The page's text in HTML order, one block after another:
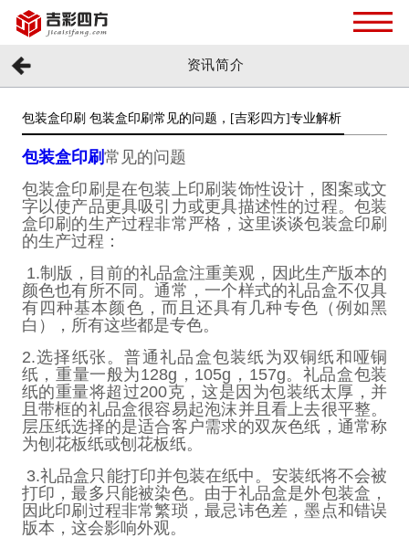
资讯简介
包装盒印刷 包装盒印刷常见的问题，[吉彩四方]专业解析
包装盒印刷常见的问题
包装盒印刷是在包装上印刷装饰性设计，图案或文
字以使产品更具吸引力或更具描述性的过程。包装
盒印刷的生产过程非常严格，这里谈谈包装盒印刷
的生产过程：
1.制版，目前的礼品盒注重美观，因此生产版本的
颜色也有所不同。通常，一个样式的礼品盒不仅具
有四种基本颜色，而且还具有几种专色（例如黑
白），所有这些都是专色。
2.选择纸张。普通礼品盒包装纸为双铜纸和哑铜
纸，重量一般为128g ， 105g ， 157g。礼品盒包装
纸的重量将超过200克，这是因为包装纸太厚，并
且带框的礼品盒很容易起泡沫并且看上去很平整。
层压纸选择的是适合客户需求的双灰色纸，通常称
为刨花板纸或刨花板纸。
3.礼品盒只能打印并包装在纸中。安装纸将不会被
打印，最多只能被染色。由于礼品盒是外包装盒，
因此印刷过程非常繁琐，最忌讳色差，墨点和错误
版本，这会影响外观。